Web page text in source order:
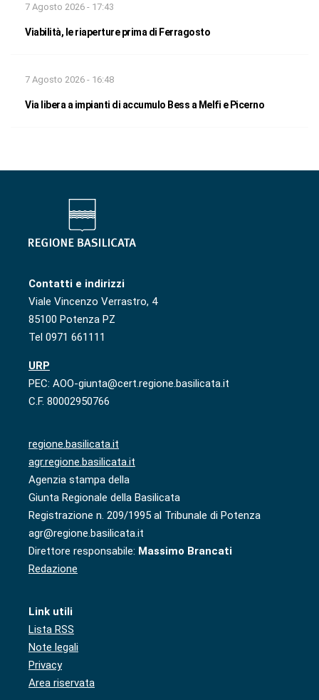
7 Agosto 2026 - 17:43
Viabilità, le riaperture prima di Ferragosto
7 Agosto 2026 - 16:48
Via libera a impianti di accumulo Bess a Melfi e Picerno
Contatti e indirizzi
Viale Vincenzo Verrastro, 4
85100 Potenza PZ
Tel 0971 661111
URP
PEC: AOO-giunta@cert.regione.basilicata.it
C.F. 80002950766
regione.basilicata.it
agr.regione.basilicata.it
Agenzia stampa della
Giunta Regionale della Basilicata
Registrazione n. 209/1995 al Tribunale di Potenza
agr@regione.basilicata.it
Direttore responsabile: Massimo Brancati
Redazione
Link utili
Lista RSS
Note legali
Privacy
Area riservata